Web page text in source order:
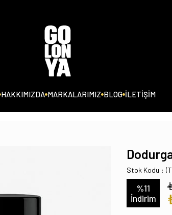
HAKKIMIZDA MARKALARIMIZ BLOG İLETİŞİM
Stok Kodu
%11
İndirim